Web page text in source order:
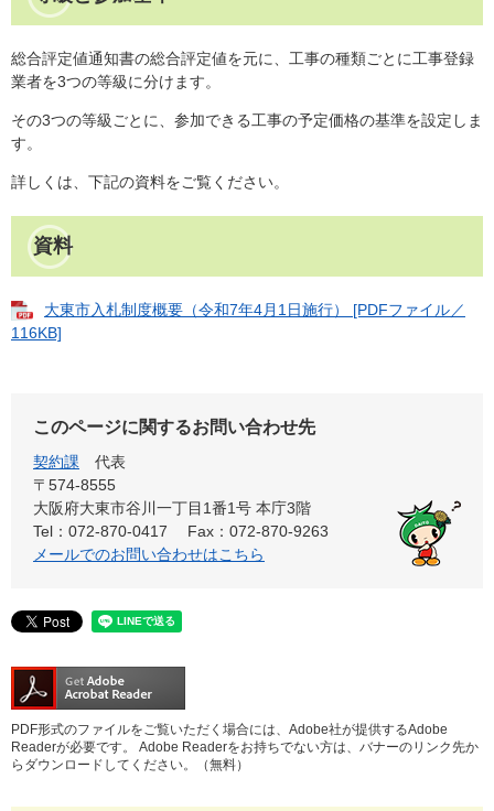
総合評定値通知書の総合評定値を元に、工事の種類ごとに工事登録
業者を3つの等級に分けます。
その3つの等級ごとに、参加できる工事の予定価格の基準を設定しま
す。
詳しくは、下記の資料をご覧ください。
資料
大東市入札制度概要（令和7年4月1日施行） [PDFファイル／
116KB]
このページに関するお問い合わせ先
契約課
代表
〒574-8555
大阪府大東市谷川一丁目1番1号 本庁3階
Tel：072-870-0417
Fax：072-870-9263
メールでのお問い合わせはこちら
PDF形式のファイルをご覧いただく場合には、Adobe社が提供するAdobe
Readerが必要です。
Adobe Readerをお持ちでない方は、バナーのリンク先か
らダウンロードしてください。（無料）